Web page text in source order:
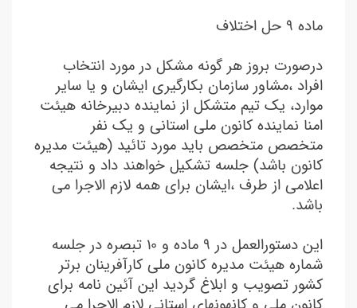
ماده ۹ حل اختلاف
درصورت بروز هر گونه مشکل در مورد انتخاب
افراد ،مشاور سازمان بکارگیری ایشان و یا سایر
موارد، یک تیم متشکل از نماینده دبیرخانه هیئت
امنا نماینده کانون ملی استانی و یک نفر
متخصص متخصص باید مورد تائید (هیئت مدیره
کانون باشد) جلسه تشکیل خواهند داد و نتیجه
اعلامی از طرف ،ایشان برای همه لازم الاجرا می
باشد.
این دستورالعمل در ۹ ماده و ۱۰ تبصره در جلسه
شماره هیئت مدیره کانون ملی کارآفرینان برتر
کشور تصویب و ابلاغ گردید این آئین نامه برای